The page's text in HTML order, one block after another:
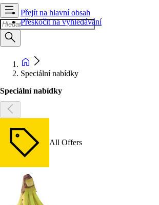
Přejít na hlavní obsah
Přeskočit na vyhledávání
Speciální nabídky
Speciální nabídky
All Offers